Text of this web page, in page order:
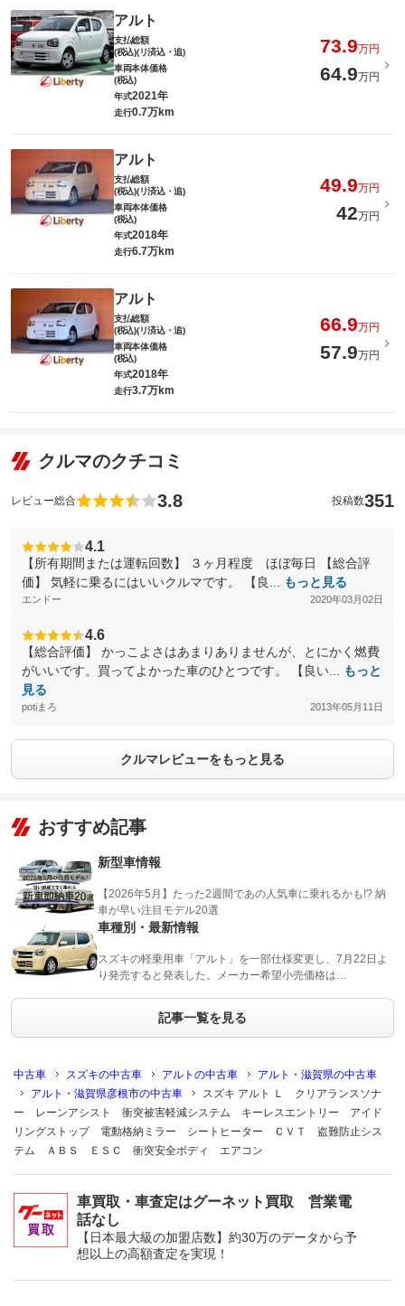
アルト
支払総額
(税込)(リ済込・追)
73.9万円
車両本体価格
(税込)
64.9万円
年式2021年
走行0.7万km
アルト
支払総額
(税込)(リ済込・追)
49.9万円
車両本体価格
(税込)
42万円
年式2018年
走行6.7万km
アルト
支払総額
(税込)(リ済込・追)
66.9万円
車両本体価格
(税込)
57.9万円
年式2018年
走行3.7万km
クルマのクチコミ
レビュー総合 3.8 投稿数351
4.1
【所有期間または運転回数】 ３ヶ月程度 ほぼ毎日 【総合評
価】 気軽に乗るにはいいクルマです。 【良...
もっと見る
エンドー 2020年03月02日
4.6
【総合評価】 かっこよさはあまりありませんが、とにかく燃費
がいいです。買ってよかった車のひとつです。 【良い...
もっと
見る
potiまろ 2013年05月11日
クルマレビューをもっと見る
おすすめ記事
新型車情報
【2026年5月】たった2週間であの人気車に乗れるかも!? 納
車が早い注目モデル20選
車種別・最新情報
スズキの軽乗用車「アルト」を一部仕様変更し、7月22日よ
り発売すると発表した。メーカー希望小売価格は…
記事一覧を見る
中古車 スズキの中古車 アルトの中古車
アルト・滋賀県の中古車
アルト・滋賀県彦根市の中古車
スズキ アルト Ｌ クリアランスソナ
ー レーンアシスト 衝突被害軽減システム キーレスエントリー アイド
リングストップ 電動格納ミラー シートヒーター ＣＶＴ 盗難防止シス
テム ＡＢＳ ＥＳＣ 衝突安全ボディ エアコン
車買取・車査定はグーネット買取 営業電
話なし
【日本最大級の加盟店数】約30万のデータから予
想以上の高額査定を実現！